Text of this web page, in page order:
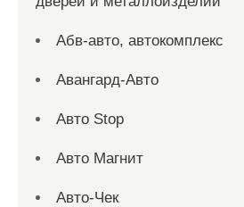
Абв-авто, автокомплекс
Авангард-Авто
Авто Stop
Авто Магнит
Авто-Чек